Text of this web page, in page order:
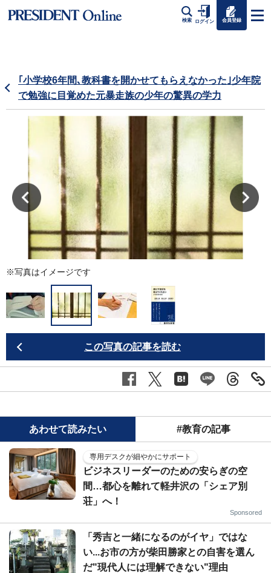
検索 ログイン 会員登録
｢小学校6年間､教科書を開かせてもらえなかった｣少年院
で勉強に目覚めた元暴走族の少年の驚異の学力
※写真はイメージです
この写真の記事を読む
あわせて読みたい #教育の記事
専用デスクが細やかにサポート
ビジネスリーダーのための安らぎの空
間…都心を離れて軽井沢の「シェア別
荘」へ！
Sponsored
「秀吉と一緒になるのがイヤ」ではな
い...お市の方が柴田勝家との自害を選ん
だ"現代人には理解できない"理由